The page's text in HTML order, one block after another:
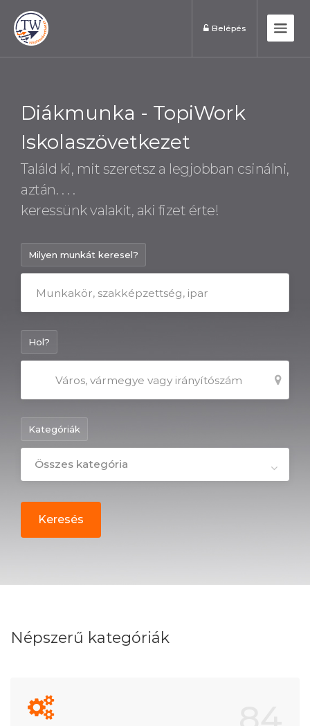
Belépés
Diákmunka - TopiWork
Iskolaszövetkezet
Találd ki, mit szeretsz a legjobban csinálni,
aztán. . . .
keressünk valakit, aki fizet érte!
Milyen munkát keresel?
Hol?
Kategóriák
Összes kategória
Keresés
Népszerű kategóriák